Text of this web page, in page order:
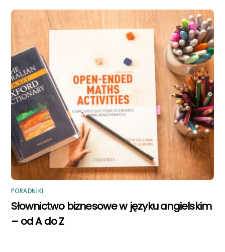
PORADNIKI
Słownictwo biznesowe w języku angielskim
– od A do Z